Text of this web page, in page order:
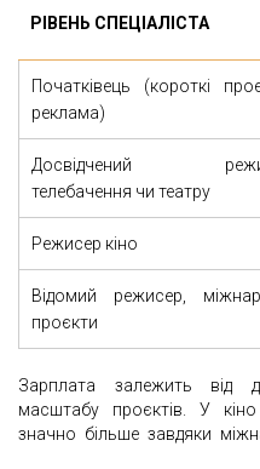
РІВЕНЬ СПЕЦІАЛІСТА
Початківець (короткі
реклама)
Досвідчений
телебачення чи театру
Режисер кіно
Відомий режисер,
проєкти
Зарплата залежить від
масштабу проєктів. У
значно більше завдяки